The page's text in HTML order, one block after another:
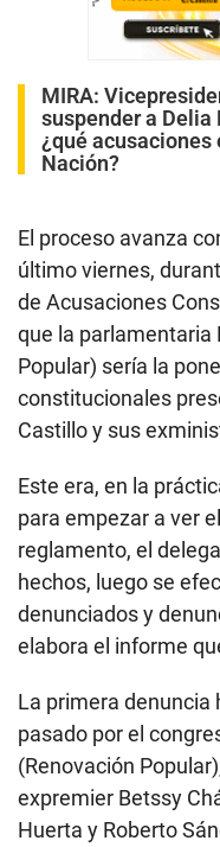
MIRA:
suspender a Delia
¿qué
Nación?
El proceso avanza
último viernes,
de Acusaciones
que la parlamentaria
Popular) sería la
constitucionales
Castillo y sus
Este era, en la
para empezar a ver
reglamento, el
hechos, luego se
denunciados y
elabora el informe
La primera denuncia
pasado por el
(Renovación
expremier Betssy
Huerta y Roberto